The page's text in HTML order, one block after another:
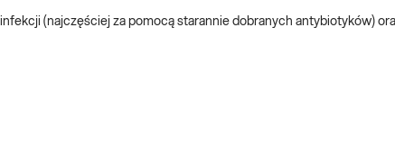
(najczęściej za pomocą starannie dobranych antybiotyków)